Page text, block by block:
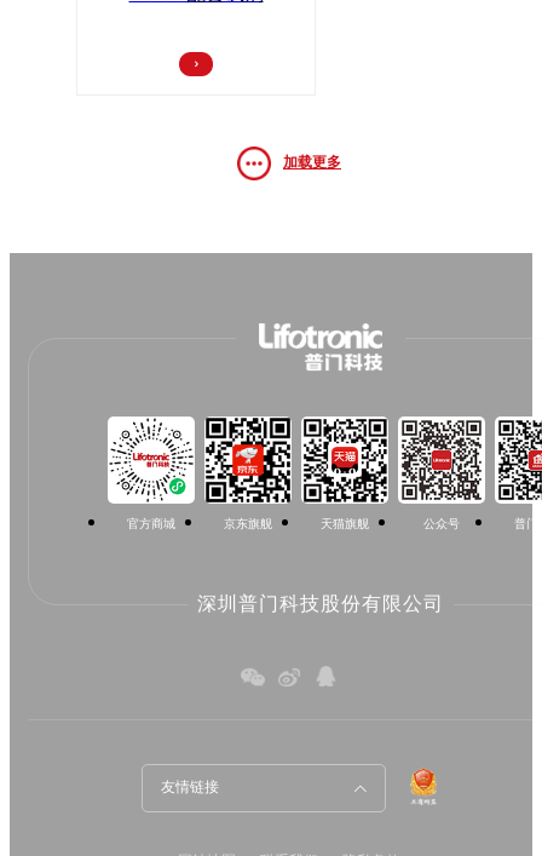
加载更多
官方商城 京东旗舰 天猫旗舰 公众号 普门
深圳普门科技股份有限公司
友情链接